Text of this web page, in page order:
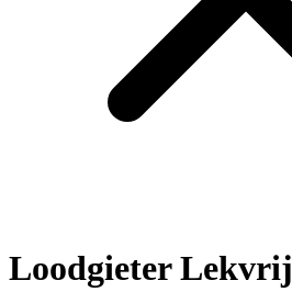
Loodgieter Lekvrij